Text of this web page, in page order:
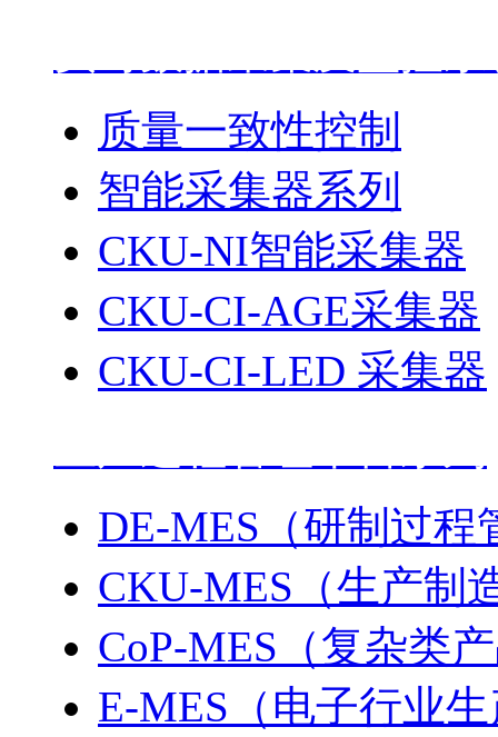
质量一致性控制
智能采集器系列
CKU-NI智能采集器
CKU-CI-AGE采集器
CKU-CI-LED 采集器
DE-MES（研制过程
CKU-MES（生产制
CoP-MES（复杂类
E-MES（电子行业